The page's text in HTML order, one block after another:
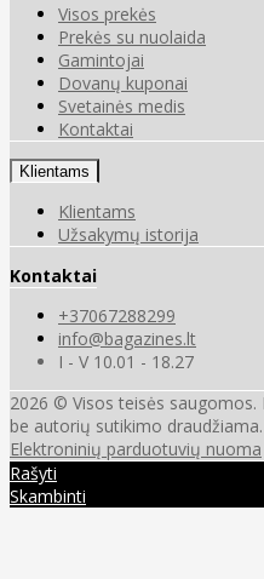
Visos prekės
Prekės su nuolaida
Gamintojai
Dovanų kuponai
Svetainės medis
Kontaktai
Klientams
Klientams
Užsakymų istorija
Kontaktai
+37067288299
info@bagazines.lt
I - V 10.01 - 18.27
2026 © Visos teisės
be autorių sutikimo draudžiama.
Elektroninių parduotuvių nuoma
Rašyti
Skambinti